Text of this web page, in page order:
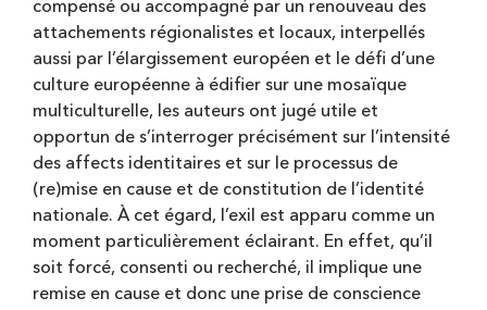
compensé ou accompagné par un renouveau des
attachements régionalistes et locaux, interpellés
aussi par l’élargissement européen et le défi d’une
culture européenne à édifier sur une mosaïque
multiculturelle, les auteurs ont jugé utile et
opportun de s’interroger précisément sur l’intensité
des affects identitaires et sur le processus de
(re)mise en cause et de constitution de l’identité
nationale. À cet égard, l’exil est apparu comme un
moment particulièrement éclairant. En effet, qu’il
soit forcé, consenti ou recherché, il implique une
remise en cause et donc une prise de conscience